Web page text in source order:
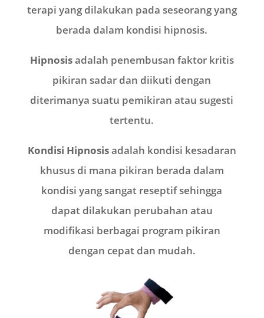
terapi yang dilakukan pada seseorang yang
berada dalam kondisi hipnosis.
Hipnosisadalah penembusan faktor kritis
pikiran sadar dan diikuti dengan
diterimanya suatu pemikiran atau sugesti
tertentu.
Kondisi Hipnosisadalah kondisi kesadaran
khusus di mana pikiran berada dalam
kondisi yang sangat reseptif sehingga
dapat dilakukan perubahan atau
modifikasi berbagai program pikiran
dengan cepat dan mudah.